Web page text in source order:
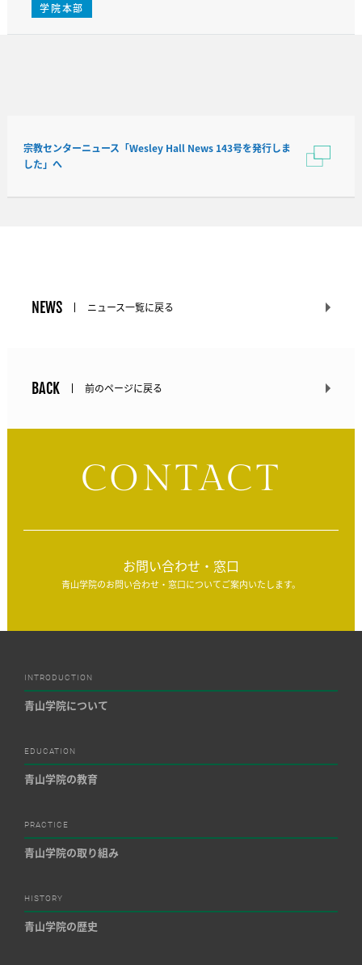
学院本部
宗教センターニュース「Wesley Hall News 143号を発行しま
した」へ
NEWS ニュース一覧に戻る
BACK 前のページに戻る
CONTACT
お問い合わせ・窓口
青山学院のお問い合わせ・窓口についてご案内いたします。
INTRODUCTION
青山学院について
EDUCATION
青山学院の教育
PRACTICE
青山学院の取り組み
HISTORY
青山学院の歴史